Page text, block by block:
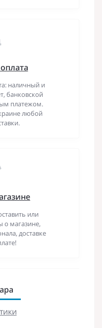
наличный и
банковской
платежом.
любой
или
о магазине,
доставке